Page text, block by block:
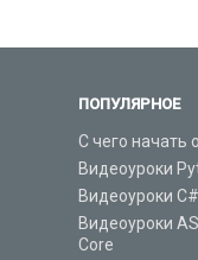
ПОПУЛЯРНОЕ
С чего начать
Видеоуроки
Видеоуроки C#
Видеоуроки
Core